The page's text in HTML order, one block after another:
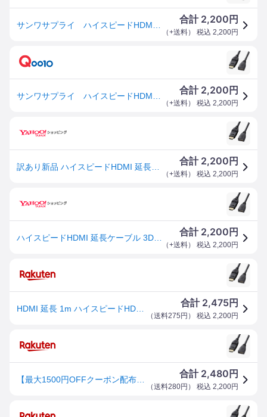
合計 2,200 円
（+送料） 税込 2,200円
合計 2,200 円
（+送料） 税込 2,200円
合計 2,200 円
（+送料） 税込 2,200円
合計 2,200 円
（+送料） 税込 2,200円
合計 2,475円
（送料275円 ） 税込 2,200円
合計 2,480 円
（送料280円 ） 税込 2,200円